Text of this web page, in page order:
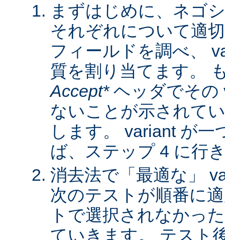
まずはじめに、ネゴ
それぞれについて適
フィールドを調べ、
質を割り当てます。
Accept*ヘッダでその
ないことが示されて
します。 variant が
ば、ステップ 4 に行
消去法で「最適な」
次のテストが順番に
トで選択されなかっ
ていきます。 テスト